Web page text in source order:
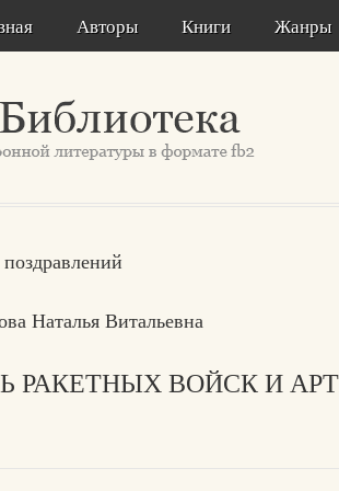
Авторы Книги Жанры
Наталья Витальевна
РАКЕТНЫХ ВОЙСК И